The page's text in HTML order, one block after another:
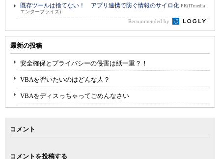
既存ツールは捨てない！ アプリ連携で防ぐ情報のサイロ化 PR(ITmedia
エンタープライズ)
Recommended by
最新の投稿
安全確保とプライバシーの侵害は紙一重？！
VBAを習いたいのはどんな人？
VBAをディスっちゃってごめんなさい
コメント
コメントを投稿する